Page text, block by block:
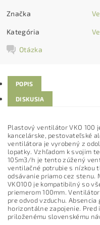
Značka
Kategória
Otázka
POPIS
DISKUSIA
Plastový ventilátor VKO 100
kancelárske, pestovateľské
ventilátora je vyrobený z
lopatky. Vzhľadom k svojim
105m3/h je tento zúžený
ventilačné potrubie s nízkou
odsávanie priamo cez
VKO100 je kompatibilný so
priemerom 100mm.
pre odvod vzduchu.
horizontálne zapojenie.
priloženému slovenskému